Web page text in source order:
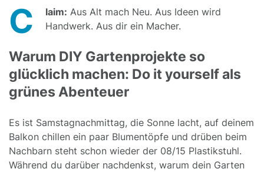
C laim: Aus Alt mach Neu. Aus Ideen wird
Handwerk. Aus dir ein Macher.
Warum DIY Gartenprojekte so
glücklich machen: Do it yourself als
grünes Abenteuer
Es ist Samstagnachmittag, die Sonne lacht, auf deinem
Balkon chillen ein paar Blumentöpfe und drüben beim
Nachbarn steht schon wieder der 08/15 Plastikstuhl.
Während du darüber nachdenkst, warum dein Garten